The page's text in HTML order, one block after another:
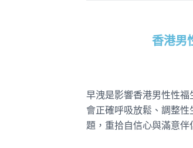
香港男
早洩是影響香港男性性
會正確呼吸放鬆、調整
題，重拾自信心與滿意伴